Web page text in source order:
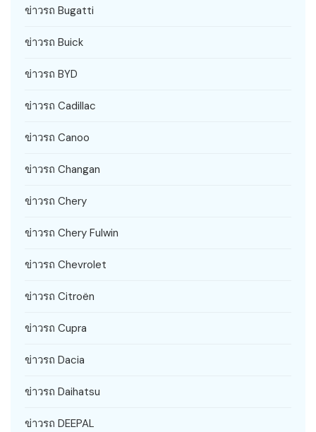
ข่าวรถ Bugatti
ข่าวรถ Buick
ข่าวรถ BYD
ข่าวรถ Cadillac
ข่าวรถ Canoo
ข่าวรถ Changan
ข่าวรถ Chery
ข่าวรถ Chery Fulwin
ข่าวรถ Chevrolet
ข่าวรถ Citroën
ข่าวรถ Cupra
ข่าวรถ Dacia
ข่าวรถ Daihatsu
ข่าวรถ DEEPAL